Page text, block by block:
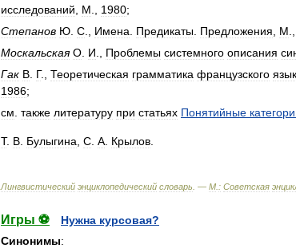
исследований
М 1980;
Степанов Ю С Имена Предикаты Предложения М
Москальская О И Проблемы системного описания
Гак В Г., Теоретическая грамматика французского
1986;
см также литературу при статьях Понятийные
Т. В Булыгина С А Крылов
Лингвистический энциклопедический словарь . — М : Советская
Игры ⚽
Нужна курсовая?
Синонимы: